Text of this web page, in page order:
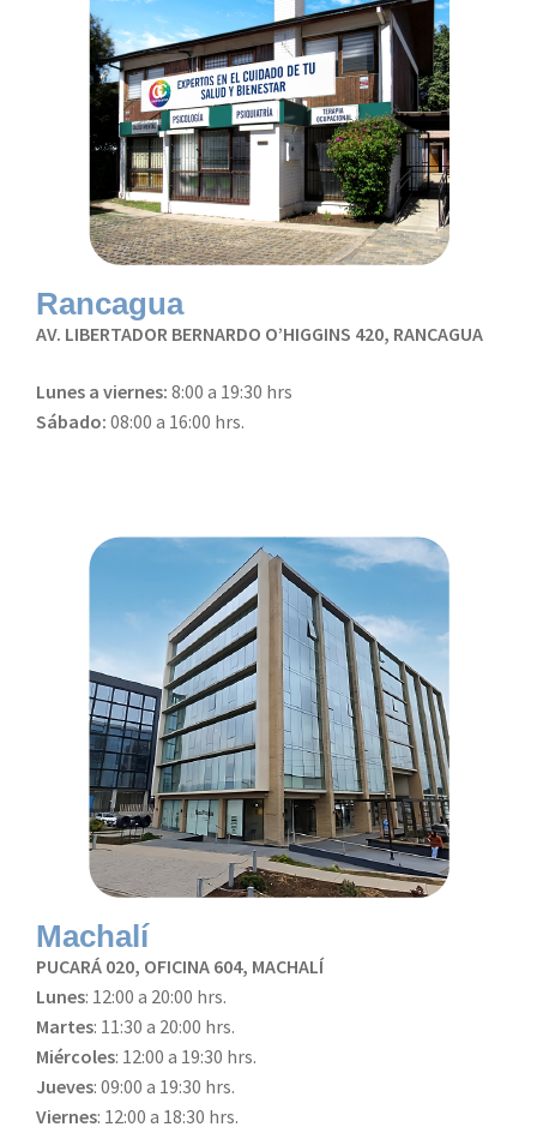
Rancagua
AV. LIBERTADOR BERNARDO O’HIGGINS 420, RANCAGUA
Lunes a viernes: 8:00 a 19:30 hrs
Sábado: 08:00 a 16:00 hrs.
Machalí
PUCARÁ 020, OFICINA 604, MACHALÍ
Lunes: 12:00 a 20:00 hrs.
Martes: 11:30 a 20:00 hrs.
Miércoles: 12:00 a 19:30 hrs.
Jueves: 09:00 a 19:30 hrs.
Viernes: 12:00 a 18:30 hrs.